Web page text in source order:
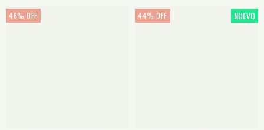
46% OFF 44% OFF NUEVO